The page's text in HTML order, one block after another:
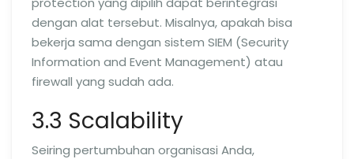
dengan alat tersebut. Misalnya, apakah bisa
bekerja sama dengan sistem SIEM (Security
Information and Event Management) atau
firewall yang sudah ada.
3.3 Scalability
Seiring pertumbuhan organisasi Anda,